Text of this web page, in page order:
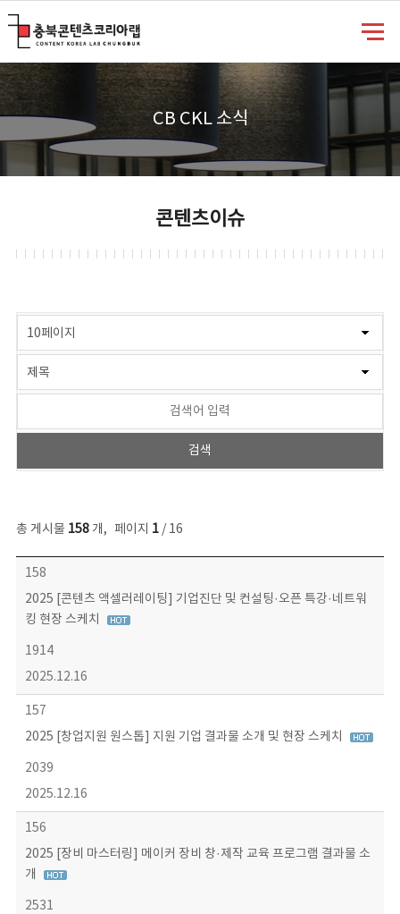
CB CKL 소식
콘텐츠이슈
총 게시물 158개, 페이지 1/ 16
콘텐츠이슈 목록 - 번호, 제목, 작성자, 파일, 조회수, 작성일 정보 제공
158
2025 [콘텐츠 액셀러레이팅] 기업진단 및 컨설팅·오픈 특강·네트워
킹 현장 스케치
1914
2025.12.16
157
2025 [창업지원 원스톱] 지원 기업 결과물 소개 및 현장 스케치
2039
2025.12.16
156
2025 [장비 마스터링] 메이커 장비 창·제작 교육 프로그램 결과물 소
개
2531